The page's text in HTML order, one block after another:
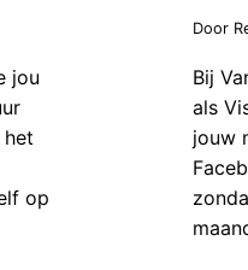
jou
op
Door
Bij
als
jouw